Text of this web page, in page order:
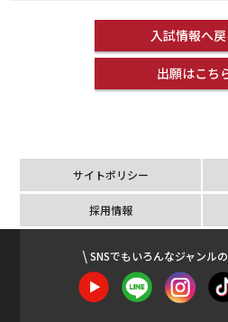
入試情報へ
出願はこち
サイトポリシー
採用情報
SNSでもいろんなジャンル